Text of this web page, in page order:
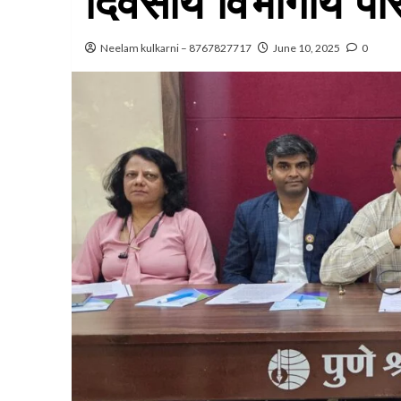
Neelam kulkarni – 8767827717 June 10, 2025 0